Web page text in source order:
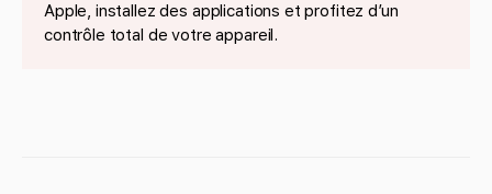
Apple, installez des applications et profitez d’un
contrôle total de votre appareil.